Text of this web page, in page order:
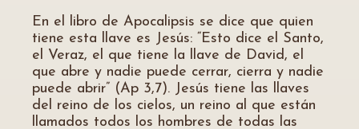
En el libro de Apocalipsis se dice que quien
tiene esta llave es Jesús: “Esto dice el Santo,
el Veraz, el que tiene la llave de David, el
que abre y nadie puede cerrar, cierra y nadie
puede abrir” (Ap 3,7). Jesús tiene las llaves
del reino de los cielos, un reino al que están
llamados todos los hombres de todas las